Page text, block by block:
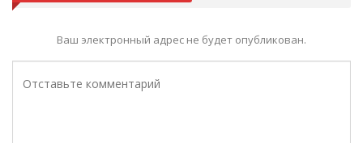
Ваш электронный адрес не будет опубликован.